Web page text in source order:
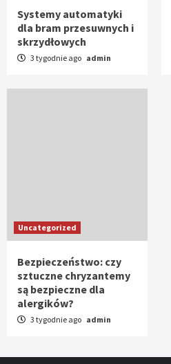
Systemy automatyki
dla bram przesuwnych i
skrzydłowych
3 tygodnie ago admin
Uncategorized
Bezpieczeństwo: czy
sztuczne chryzantemy
są bezpieczne dla
alergików?
3 tygodnie ago admin